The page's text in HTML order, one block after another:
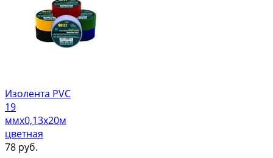
Изолента PVC
19
ммх0,13х20м
цветная
78 руб.